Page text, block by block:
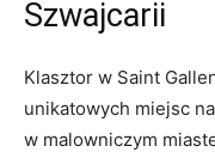
Szwajcarii
Klasztor w Saint
unikatowych miejsc
w malowniczym